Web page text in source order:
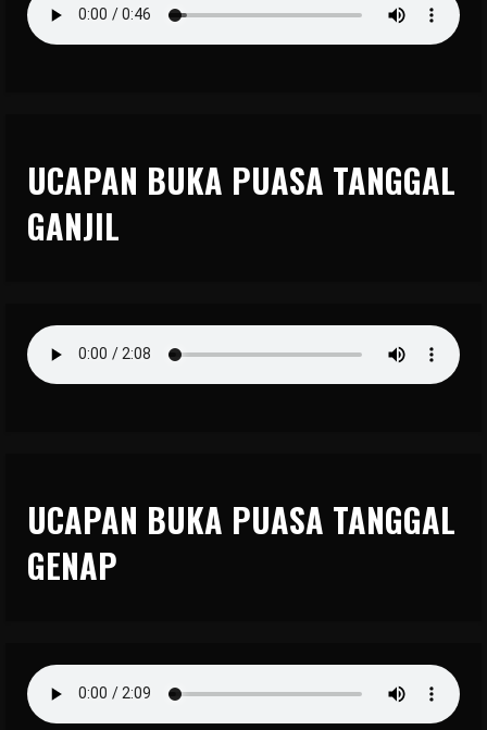
UCAPAN BUKA PUASA TANGGAL
GANJIL
UCAPAN BUKA PUASA TANGGAL
GENAP